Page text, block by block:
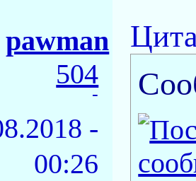
pawman
504
-
-
00:26